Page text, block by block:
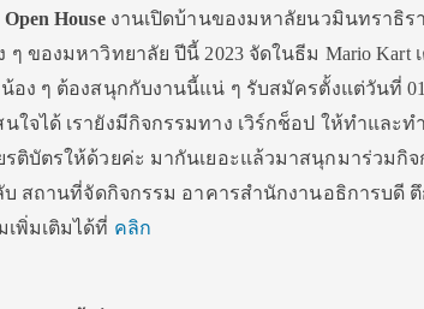
Houseงานเปิดบ้านของมหาลัยนวมินทราธิร
ๆ ของมหาวิทยาลัย ปีนี้ 2023 จัดในธีม Mario
อง ๆ ต้องสนุกกับงานนี้แน่ ๆ รับสมัครตั้งแต่วันที่
ใจได้ เรายังมีกิจกรรมทาง เวิร์กช็อป ให้ทําและ
รติบัตรให้ด้วยค่ะ มากันเยอะแล้วมาสนุกมาร่วมกิ
บ สถานที่จัดกิจกรรม อาคารสํานักงานอธิการบดี
เพิ่มเติมได้ที่ คลิก